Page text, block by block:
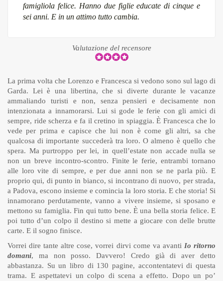
famigliola felice. Hanno due figlie educate di cinque e
sei anni. E in un attimo tutto cambia.
Valutazione del recensore
La prima volta che Lorenzo e Francesca si vedono sono sul lago di
Garda. Lei è una libertina, che si diverte durante le vacanze
ammaliando turisti e non, senza pensieri e decisamente non
intenzionata a innamorarsi. Lui si gode le ferie con gli amici di
sempre, ride scherza e fa il cretino in spiaggia. È Francesca che lo
vede per prima e capisce che lui non è come gli altri, sa che
qualcosa di importante succederà tra loro. O almeno è quello che
spera. Ma purtroppo per lei, in quell’estate non accade nulla se
non un breve incontro-scontro. Finite le ferie, entrambi tornano
alle loro vite di sempre, e per due anni non se ne parla più. E
proprio qui, di punto in bianco, si incontrano di nuovo, per strada,
a Padova, escono insieme e comincia la loro storia. E che storia! Si
innamorano perdutamente, vanno a vivere insieme, si sposano e
mettono su famiglia. Fin qui tutto bene. È una bella storia felice. E
poi tutto d’un colpo il destino si mette a giocare con delle brutte
carte. E il sogno finisce.
Vorrei dire tante altre cose, vorrei dirvi come va avanti Io ritorno
domani, ma non posso. Davvero! Credo già di aver detto
abbastanza. Su un libro di 130 pagine, accontentatevi di questa
trama. E aspettatevi un colpo di scena a effetto. Dopo un po’